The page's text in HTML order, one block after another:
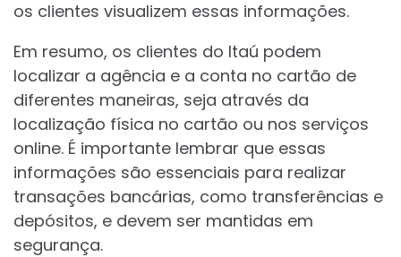
os clientes visualizem essas informações.
Em resumo, os clientes do Itaú podem
localizar a agência e a conta no cartão de
diferentes maneiras, seja através da
localização física no cartão ou nos serviços
online. É importante lembrar que essas
informações são essenciais para realizar
transações bancárias, como transferências e
depósitos, e devem ser mantidas em
segurança.